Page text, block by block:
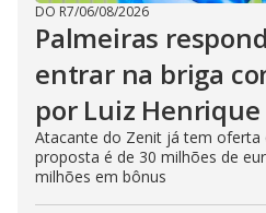
DO R7/06/08/2026
Palmeiras
entrar na briga
por Luiz Henrique
Atacante do Zenit já tem oferta
proposta é de 30 milhões de
milhões em bônus